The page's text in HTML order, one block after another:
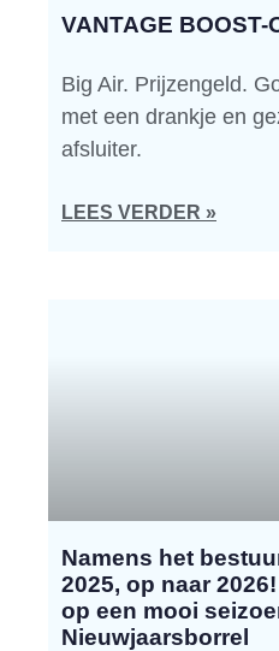
VANTAGE BOOST-
Big Air. Prijzengeld.
met een drankje en
afsluiter.
LEES VERDER »
Namens het
2025, op naar
op een mooi
Nieuwjaarsborrel